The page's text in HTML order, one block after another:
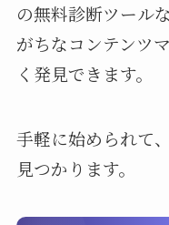
の無料診断ツール
がちなコンテンツ
く発見できます。
手軽に始められて
見つかります。